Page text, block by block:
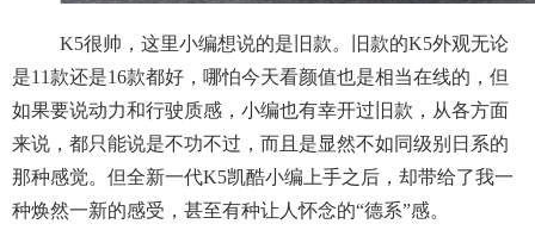
K5很帅，这里小编想说的是旧款。旧款的K5外观无论
是11款还是16款都好，哪怕今天看颜值也是相当在线的，但
如果要说动力和行驶质感，小编也有幸开过旧款，从各方面
来说，都只能说是不功不过，而且是显然不如同级别日系的
那种感觉。但全新一代K5凯酷小编上手之后，却带给了我一
种焕然一新的感受，甚至有种让人怀念的“德系”感。